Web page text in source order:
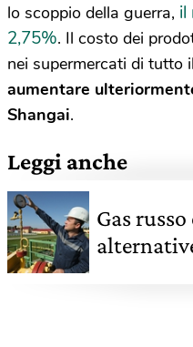
lo scoppio della guerra, il
2,75%. Il costo dei
nei supermercati di tutto
aumentare
Shangai.
Leggi anche
Gas